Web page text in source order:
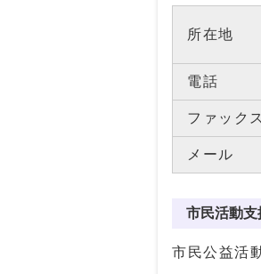
所在地
電話
ファックス
メール
市民活動
市民公益活